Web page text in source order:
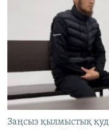
ЖАЗЫЛЫҢЫЗ
Басқа тілдерде
Заңсыз қылмыстық